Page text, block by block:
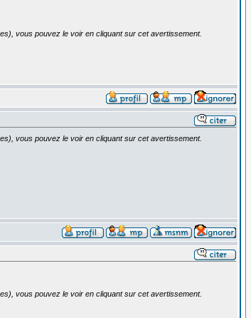
vous pouvez le voir en cliquant sur cet avertissement.
vous pouvez le voir en cliquant sur cet avertissement.
vous pouvez le voir en cliquant sur cet avertissement.